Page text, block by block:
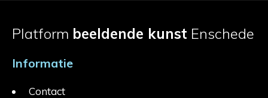
Platform beeldende kunst Enschede
Informatie
Contact